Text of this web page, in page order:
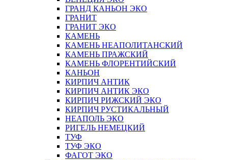
ГРАНД КАНЬОН ЭКО
ГРАНИТ
ГРАНИТ ЭКО
КАМЕНЬ
КАМЕНЬ НЕАПОЛИТАНСКИЙ
КАМЕНЬ ПРАЖСКИЙ
КАМЕНЬ ФЛОРЕНТИЙСКИЙ
КАНЬОН
КИРПИЧ АНТИК
КИРПИЧ АНТИК ЭКО
КИРПИЧ РИЖСКИЙ ЭКО
КИРПИЧ РУСТИКАЛЬНЫЙ
НЕАПОЛЬ ЭКО
РИГЕЛЬ НЕМЕЦКИЙ
ТУФ
ТУФ ЭКО
ФАГОТ ЭКО